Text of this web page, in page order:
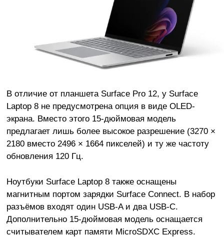
В отличие от планшета Surface Pro 12, у Surface
Laptop 8 не предусмотрена опция в виде OLED-
экрана. Вместо этого 15-дюймовая модель
предлагает лишь более высокое разрешение (3270 ×
2180 вместо 2496 × 1664 пикселей) и ту же частоту
обновления 120 Гц.
Ноутбуки Surface Laptop 8 также оснащены
магнитным портом зарядки Surface Connect. В набор
разъёмов входят один USB-A и два USB-C.
Дополнительно 15-дюймовая модель оснащается
считывателем карт памяти MicroSDXC Express.